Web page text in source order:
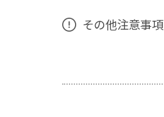
その他注意事項